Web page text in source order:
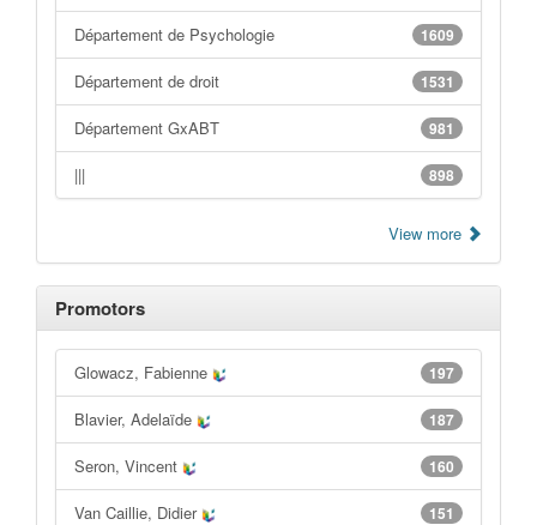
1609
Département de Psychologie
1531
Département de droit
981
Département GxABT
898
|||
View more
Promotors
197
Glowacz, Fabienne
187
Blavier, Adelaïde
160
Seron, Vincent
151
Van Caillie, Didier